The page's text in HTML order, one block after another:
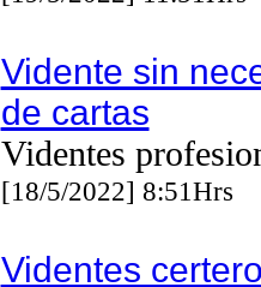
Vidente sin
de cartas
Videntes
[18/5/2022] 8:51Hrs
Videntes